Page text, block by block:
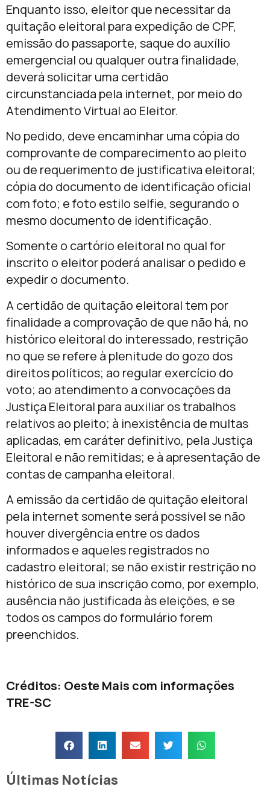
Enquanto isso, eleitor que necessitar da
quitação eleitoral para expedição de CPF,
emissão do passaporte, saque do auxílio
emergencial ou qualquer outra finalidade,
deverá solicitar uma certidão
circunstanciada pela internet, por meio do
Atendimento Virtual ao Eleitor.
No pedido, deve encaminhar uma cópia do
comprovante de comparecimento ao pleito
ou de requerimento de justificativa eleitoral;
cópia do documento de identificação oficial
com foto; e foto estilo selfie, segurando o
mesmo documento de identificação.
Somente o cartório eleitoral no qual for
inscrito o eleitor poderá analisar o pedido e
expedir o documento.
A certidão de quitação eleitoral tem por
finalidade a comprovação de que não há, no
histórico eleitoral do interessado, restrição
no que se refere à plenitude do gozo dos
direitos políticos; ao regular exercício do
voto; ao atendimento a convocações da
Justiça Eleitoral para auxiliar os trabalhos
relativos ao pleito; à inexistência de multas
aplicadas, em caráter definitivo, pela Justiça
Eleitoral e não remitidas; e à apresentação de
contas de campanha eleitoral.
A emissão da certidão de quitação eleitoral
pela internet somente será possível se não
houver divergência entre os dados
informados e aqueles registrados no
cadastro eleitoral; se não existir restrição no
histórico de sua inscrição como, por exemplo,
ausência não justificada às eleições, e se
todos os campos do formulário forem
preenchidos.
Créditos: Oeste Mais com informações
TRE-SC
Últimas Notícias